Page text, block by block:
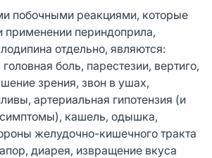
побочными реакциями, которые
применении периндоприла,
отдельно, являются:
боль, парестезии, вертиго,
зрения, звон в ушах,
артериальная гипотензия (и
кашель, одышка,
желудочно-кишечного тракта
диарея, извращение вкуса